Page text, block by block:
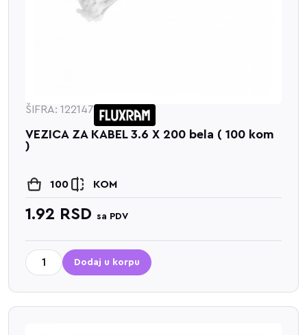
ŠIFRA: 122147
VEZICA ZA KABEL 3.6 X 200 bela ( 100 kom
)
100 KOM
1.92 RSD sa PDV
Dodaj u korpu